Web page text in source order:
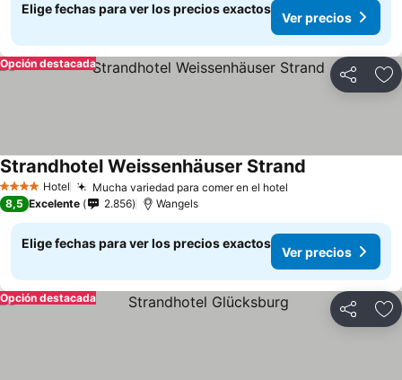
Elige fechas para ver los precios exactos
Ver precios
Compartir
Opción destacada
4 EstrellasHotel Mucha variedad para comer en el hotel
Strandhotel Weissenhäuser Strand
8,5 Excelente 2.856 Wangels
Elige fechas para ver los precios exactos
Ver precios
Compartir
Opción destacada